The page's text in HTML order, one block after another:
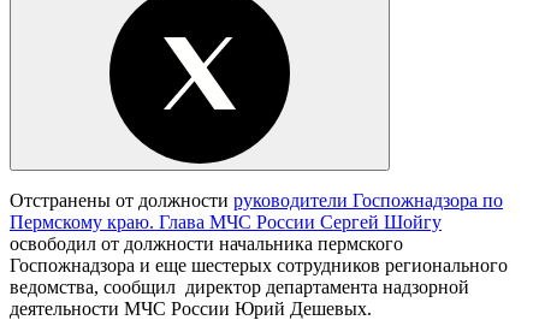
Отстранены от должности руководители Госпожнадзора по
Пермскому краю. Глава МЧС России Сергей Шойгу
освободил от должности начальника пермского
Госпожнадзора и еще шестерых сотрудников регионального
ведомства, сообщил директор департамента надзорной
деятельности МЧС России Юрий Дешевых.